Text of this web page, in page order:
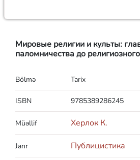
Мировые религии и культы:
паломничества до
Bölmə Tarix
ISBN 9785389286245
Müəllif Херлок К.
Janr Публицистика